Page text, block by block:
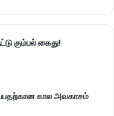
கும்பல் கைது!
கால அவகாசம்